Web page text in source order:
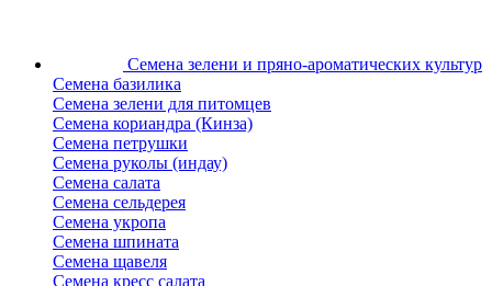
Семена зелени и пряно-ароматических культур
Семена базилика
Семена зелени для питомцев
Семена кориандра (Кинза)
Семена петрушки
Семена руколы (индау)
Семена салата
Семена сельдерея
Семена укропа
Семена шпината
Семена щавеля
Семена кресс салата